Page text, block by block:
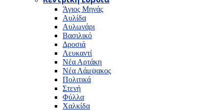
Άγιος Μηνάς
Αυλίδα
Αυλωνάρι
Βασιλικό
Δροσιά
Λευκαντί
Νέα Αρτάκη
Νέα Λάμψακος
Πολιτικά
Στενή
Φύλλα
Χαλκίδα